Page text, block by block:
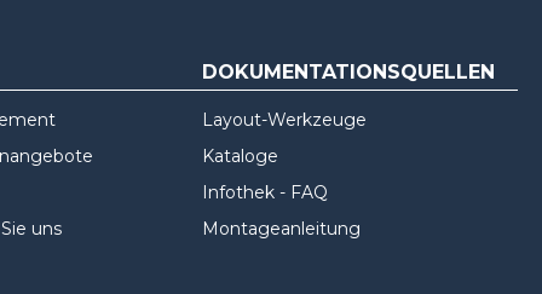
uns
DOKUMENTATIONSQUELLEN
Layout-Werkzeuge
Kataloge
Infothek - FAQ
Montageanleitung